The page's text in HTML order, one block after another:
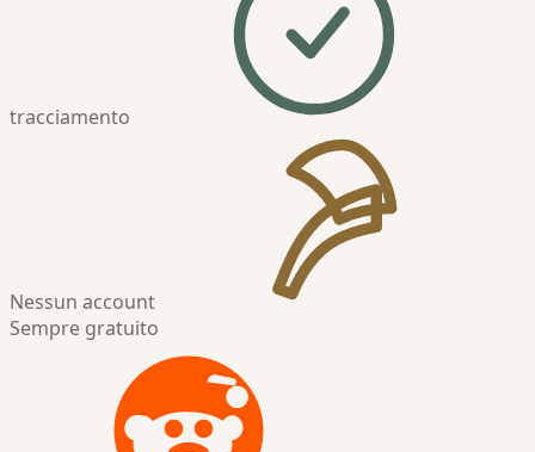
tracciamento
Nessun account
Sempre gratuito